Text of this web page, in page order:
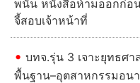
พนัน หนังสือห้ามออกก่อน
จี้สอบเจ้าหน้าที่
บทจ.รุ่น 3 เจาะยุทธศา
พื้นฐาน–อุตสาหกรรมอน